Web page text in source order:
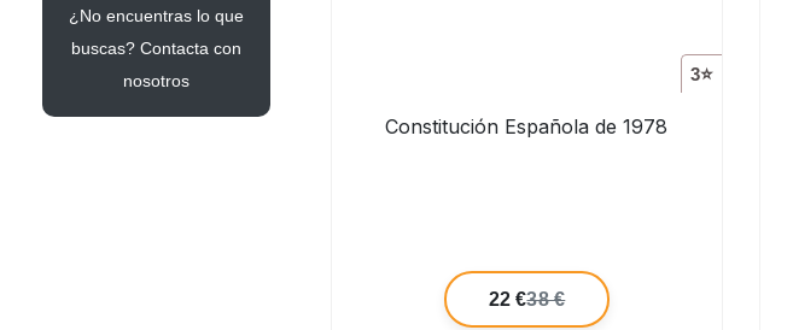
¿No encuentras lo que
buscas? Contacta con
nosotros
3⭐
Constitución Española de 1978
22 €38 €